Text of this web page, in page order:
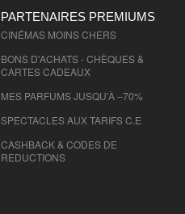
PARTENAIRES PREMIUMS
CINÉMAS MOINS CHERS
BONS D'ACHATS - CHÈQUES &
CARTES CADEAUX
MES PARFUMS JUSQU'À –70%
SPECTACLES AUX TARIFS C.E
CASHBACK & CODES DE
REDUCTIONS